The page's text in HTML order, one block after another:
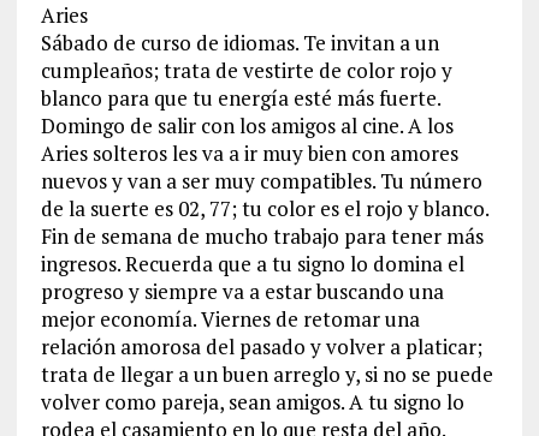
Aries
Sábado de curso de idiomas. Te invitan a un
cumpleaños; trata de vestirte de color rojo y
blanco para que tu energía esté más fuerte.
Domingo de salir con los amigos al cine. A los
Aries solteros les va a ir muy bien con amores
nuevos y van a ser muy compatibles. Tu número
de la suerte es 02, 77; tu color es el rojo y blanco.
Fin de semana de mucho trabajo para tener más
ingresos. Recuerda que a tu signo lo domina el
progreso y siempre va a estar buscando una
mejor economía. Viernes de retomar una
relación amorosa del pasado y volver a platicar;
trata de llegar a un buen arreglo y, si no se puede
volver como pareja, sean amigos. A tu signo lo
rodea el casamiento en lo que resta del año.